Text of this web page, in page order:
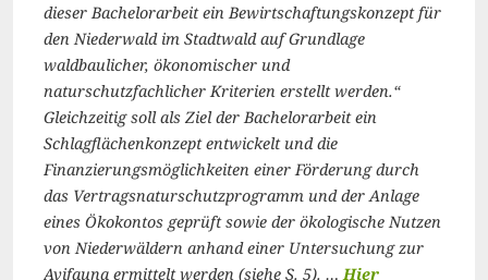
dieser Bachelorarbeit ein Bewirtschaftungskonzept für
den Niederwald im Stadtwald auf Grundlage
waldbaulicher, ökonomischer und
naturschutzfachlicher Kriterien erstellt werden.“
Gleichzeitig soll als Ziel der Bachelorarbeit ein
Schlagflächenkonzept entwickelt und die
Finanzierungsmöglichkeiten einer Förderung durch
das Vertragsnaturschutzprogramm und der Anlage
eines Ökokontos geprüft sowie der ökologische Nutzen
von Niederwäldern anhand einer Untersuchung zur
Avifauna ermittelt werden (siehe S. 5). …Hier